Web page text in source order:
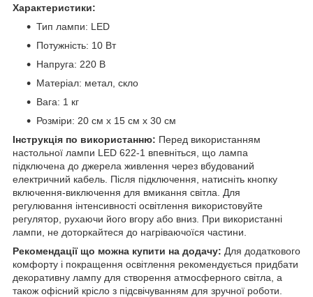
Характеристики:
Тип лампи: LED
Потужність: 10 Вт
Напруга: 220 В
Матеріал: метал, скло
Вага: 1 кг
Розміри: 20 см х 15 см х 30 см
Інструкція по використанню: Перед використанням
настольної лампи LED 622-1 впевніться, що лампа
підключена до джерела живлення через вбудований
електричний кабель. Після підключення, натисніть кнопку
включення-виключення для вмикання світла. Для
регулювання інтенсивності освітлення використовуйте
регулятор, рухаючи його вгору або вниз. При використанні
лампи, не доторкайтеся до нагріваючоїся частини.
Рекомендації що можна купити на додачу: Для додаткового
комфорту і покращення освітлення рекомендується придбати
декоративну лампу для створення атмосферного світла, а
також офісний крісло з підсвічуванням для зручної роботи.